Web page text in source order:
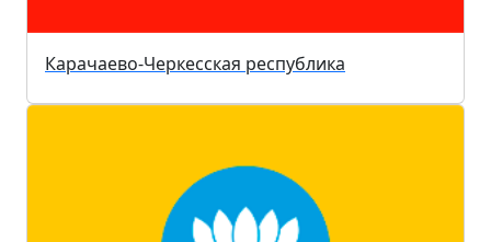
Карачаево-Черкесская республика